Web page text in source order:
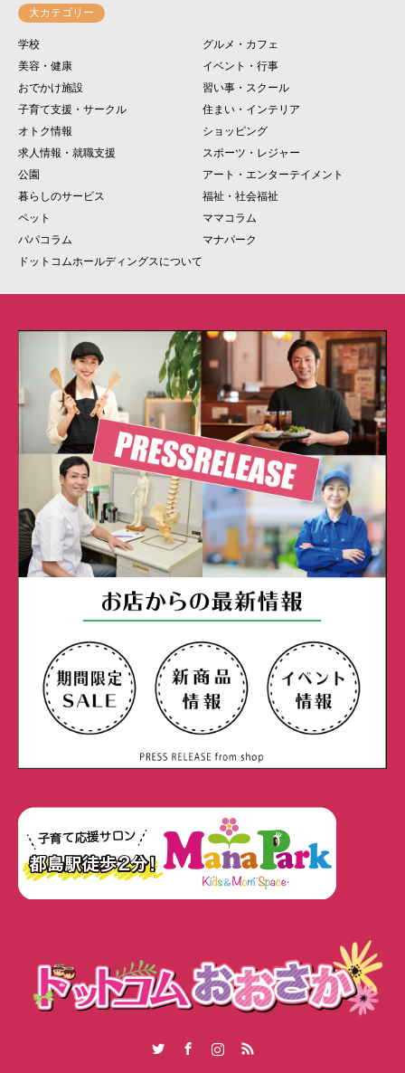
大カテゴリー
学校
グルメ・カフェ
美容・健康
イベント・行事
おでかけ施設
習い事・スクール
子育て支援・サークル
住まい・インテリア
オトク情報
ショッピング
求人情報・就職支援
スポーツ・レジャー
公園
アート・エンターテイメント
暮らしのサービス
福祉・社会福祉
ペット
ママコラム
パパコラム
マナパーク
ドットコムホールディングスについて
RSS